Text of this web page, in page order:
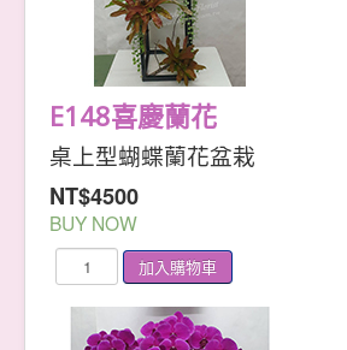
E148喜慶蘭花
桌上型蝴蝶蘭花盆栽
NT$4500
BUY NOW